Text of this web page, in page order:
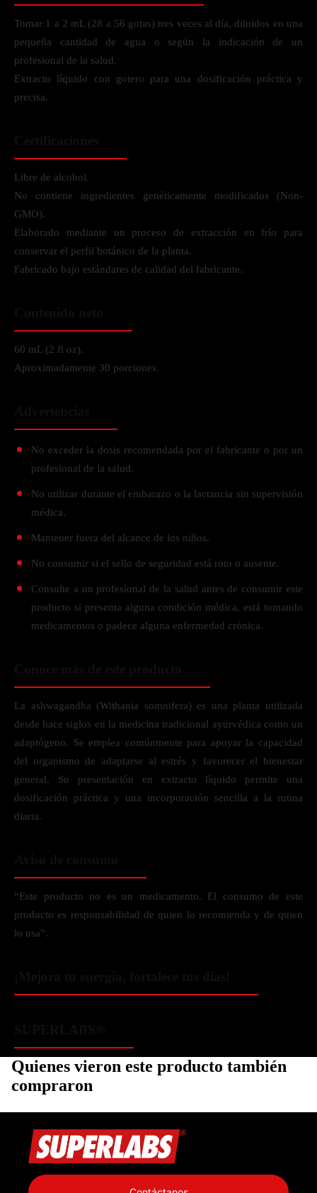
Tomar 1 a 2 mL (28 a 56 gotas) tres veces al día, diluidos en una
pequeña cantidad de agua o según la indicación de un
profesional de la salud.
Extracto líquido con gotero para una dosificación práctica y
precisa.
Libre de alcohol.
No contiene ingredientes genéticamente modificados (Non-
GMO).
Elaborado mediante un proceso de extracción en frío para
conservar el perfil botánico de la planta.
Fabricado bajo estándares de calidad del fabricante.
60 mL (2 fl oz).
Aproximadamente 30 porciones.
No exceder la dosis recomendada por el fabricante o por un
profesional de la salud.
No utilizar durante el embarazo o la lactancia sin supervisión
médica.
Mantener fuera del alcance de los niños.
No consumir si el sello de seguridad está roto o ausente.
Consulte a un profesional de la salud antes de consumir este
producto si presenta alguna condición médica, está tomando
medicamentos o padece alguna enfermedad crónica.
La ashwagandha (Withania somnifera) es una planta utilizada
desde hace siglos en la medicina tradicional ayurvédica como un
adaptógeno. Se emplea comúnmente para apoyar la capacidad
del organismo de adaptarse al estrés y favorecer el bienestar
general. Su presentación en extracto líquido permite una
dosificación práctica y una incorporación sencilla a la rutina
diaria.
“Este producto no es un medicamento. El consumo de este
producto es responsabilidad de quien lo recomienda y de quien
lo usa”.
Quienes vieron este producto también
compraron
Información de contacto